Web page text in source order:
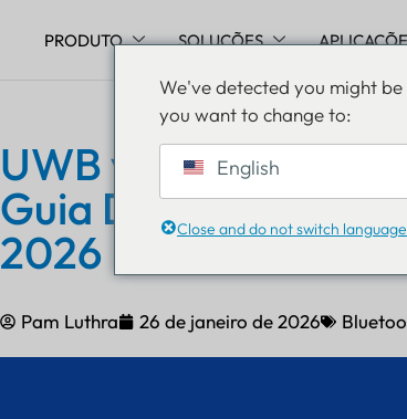
PRODUTO SOLUÇÕES
UWB vs BLE AoA vs
Guia Definitivo do
2026
Pam Luthra 26 de janeiro de 2026
We've detected you might
you want to change to:
English
Close and do not switch language